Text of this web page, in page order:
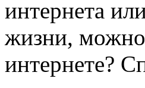
интернета
жизни, можно
интернете?